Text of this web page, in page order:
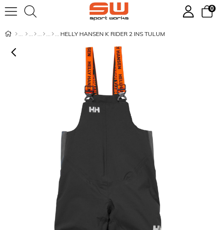
0
HELLY HANSEN K RIDER 2 INS TULUM